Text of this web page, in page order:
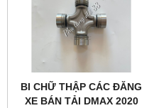
BI CHỮ THẬP CÁC ĐĂNG
XE BÁN TẢI DMAX 2020